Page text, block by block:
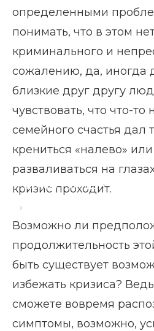
Главная страница
определенными
понимать, что в этом
криминального и
сожалению, да, иногда
близкие друг другу
чувствовать, что что-то
семейного счастья дал
крениться «налево»
разваливаться на
кризис проходит.
Возможно ли
продолжительность
быть существует
избежать кризиса?
сможете вовремя
симптомы, возможно,